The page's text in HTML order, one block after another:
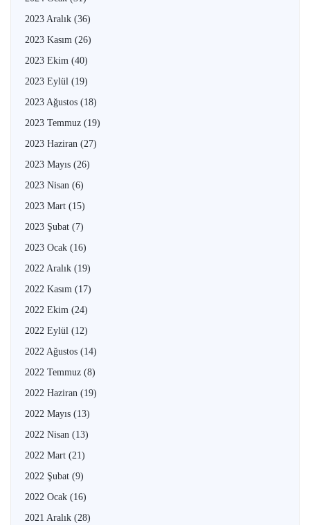
2023 Aralık (36)
2023 Kasım (26)
2023 Ekim (40)
2023 Eylül (19)
2023 Ağustos (18)
2023 Temmuz (19)
2023 Haziran (27)
2023 Mayıs (26)
2023 Nisan (6)
2023 Mart (15)
2023 Şubat (7)
2023 Ocak (16)
2022 Aralık (19)
2022 Kasım (17)
2022 Ekim (24)
2022 Eylül (12)
2022 Ağustos (14)
2022 Temmuz (8)
2022 Haziran (19)
2022 Mayıs (13)
2022 Nisan (13)
2022 Mart (21)
2022 Şubat (9)
2022 Ocak (16)
2021 Aralık (28)